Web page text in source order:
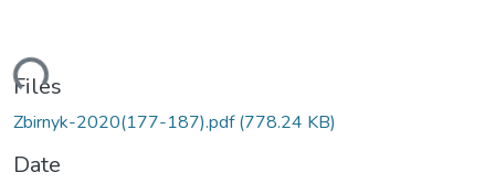
Files
Zbirnyk-2020(177-187).pdf(778.24 KB)
Date